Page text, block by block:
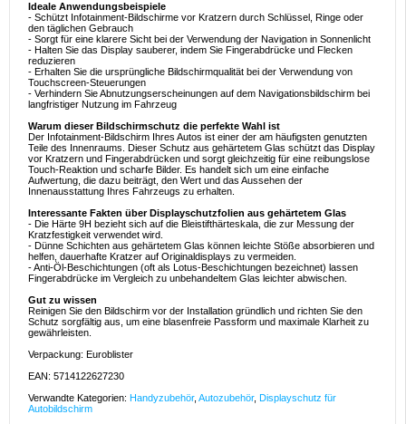
Ideale Anwendungsbeispiele
- Schützt Infotainment-Bildschirme vor Kratzern durch Schlüssel, Ringe oder
den täglichen Gebrauch
- Sorgt für eine klarere Sicht bei der Verwendung der Navigation in Sonnenlicht
- Halten Sie das Display sauberer, indem Sie Fingerabdrücke und Flecken
reduzieren
- Erhalten Sie die ursprüngliche Bildschirmqualität bei der Verwendung von
Touchscreen-Steuerungen
- Verhindern Sie Abnutzungserscheinungen auf dem Navigationsbildschirm bei
langfristiger Nutzung im Fahrzeug
Warum dieser Bildschirmschutz die perfekte Wahl ist
Der Infotainment-Bildschirm Ihres Autos ist einer der am häufigsten genutzten
Teile des Innenraums. Dieser Schutz aus gehärtetem Glas schützt das Display
vor Kratzern und Fingerabdrücken und sorgt gleichzeitig für eine reibungslose
Touch-Reaktion und scharfe Bilder. Es handelt sich um eine einfache
Aufwertung, die dazu beiträgt, den Wert und das Aussehen der
Innenausstattung Ihres Fahrzeugs zu erhalten.
Interessante Fakten über Displayschutzfolien aus gehärtetem Glas
- Die Härte 9H bezieht sich auf die Bleistifthärteskala, die zur Messung der
Kratzfestigkeit verwendet wird.
- Dünne Schichten aus gehärtetem Glas können leichte Stöße absorbieren und
helfen, dauerhafte Kratzer auf Originaldisplays zu vermeiden.
- Anti-Öl-Beschichtungen (oft als Lotus-Beschichtungen bezeichnet) lassen
Fingerabdrücke im Vergleich zu unbehandeltem Glas leichter abwischen.
Gut zu wissen
Reinigen Sie den Bildschirm vor der Installation gründlich und richten Sie den
Schutz sorgfältig aus, um eine blasenfreie Passform und maximale Klarheit zu
gewährleisten.
Verpackung: Euroblister
EAN: 5714122627230
Verwandte Kategorien: Handyzubehör, Autozubehör, Displayschutz für
Autobildschirm